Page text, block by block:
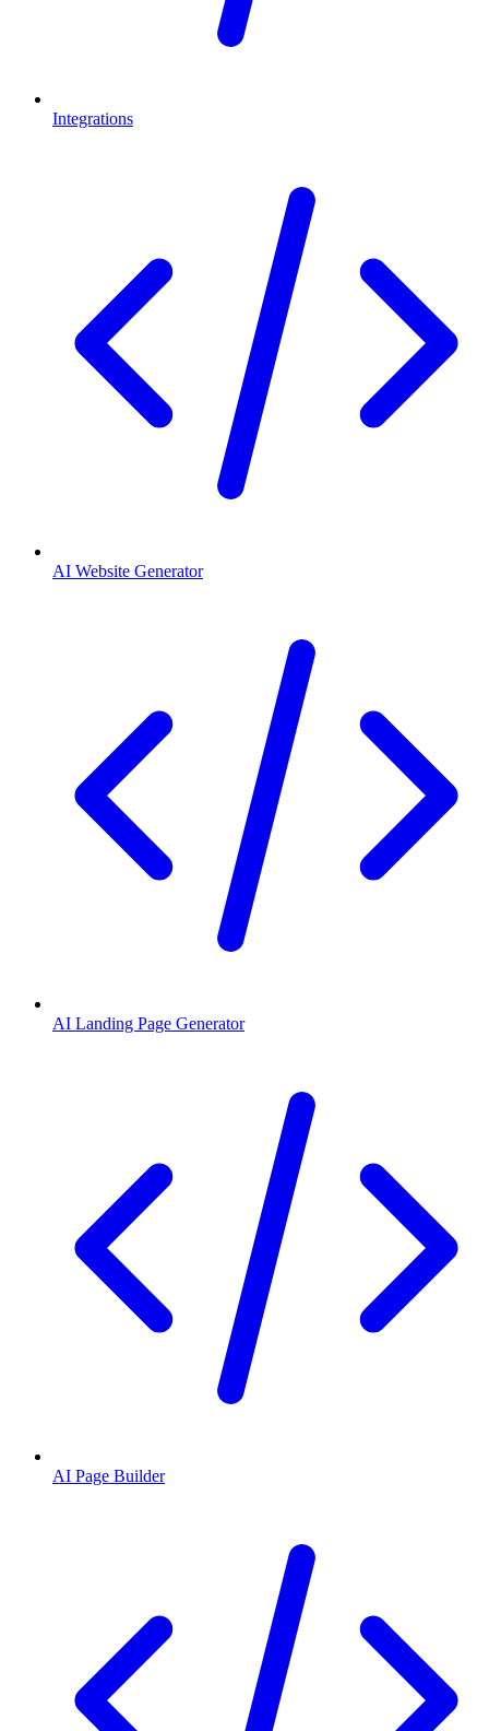
Integrations
AI Website Generator
AI Landing Page Generator
AI Page Builder